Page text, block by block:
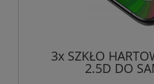
3x SZKŁO
2.5D DO